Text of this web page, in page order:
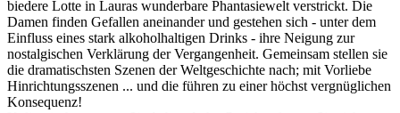
biedere Lotte in Lauras wunderbare Phantasiewelt verstrickt. Die
Damen finden Gefallen aneinander und gestehen sich - unter dem
Einfluss eines stark alkoholhaltigen Drinks - ihre Neigung zur
nostalgischen Verklärung der Vergangenheit. Gemeinsam stellen sie
die dramatischsten Szenen der Weltgeschichte nach; mit Vorliebe
Hinrichtungsszenen ... und die führen zu einer höchst vergnüglichen
Konsequenz!